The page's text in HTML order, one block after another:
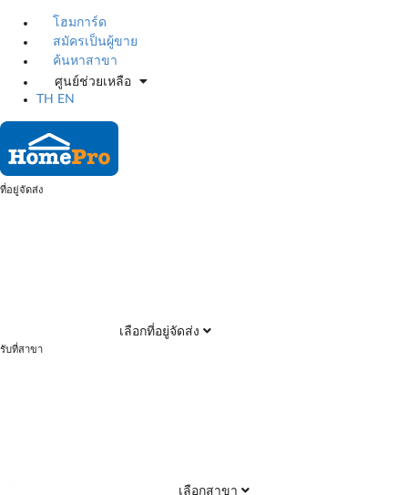
โฮมการ์ด
สมัครเป็นผู้ขาย
ค้นหาสาขา
ศูนย์ช่วยเหลือ
TH
EN
ที่อยู่จัดส่ง
เลือกที่อยู่จัดส่ง
รับที่สาขา
เลือกสาขา